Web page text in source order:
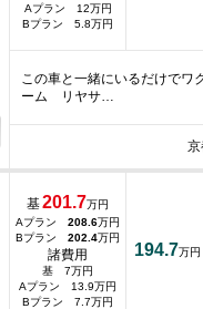
Aプラン 12万円
Bプラン 5.8万円
この車と一緒にいるだけで
ーム リヤサ…
基201.7万円
Aプラン 208.6万円
Bプラン 202.4万円
諸費用
基 7万円
Aプラン 13.9万円
Bプラン 7.7万円
194.7万円